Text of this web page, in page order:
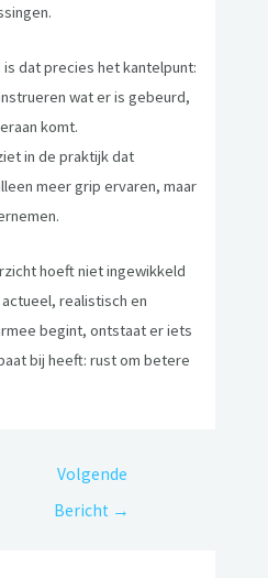
dat precies het kantelpunt:
wat er is gebeurd,
komt.
in de praktijk dat
meer grip ervaren, maar
hoeft niet ingewikkeld
realistisch en
begint, ontstaat er iets
bij heeft: rust om betere
Volgende
Bericht →